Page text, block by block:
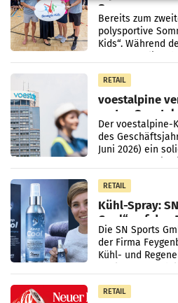
Bereits zum
polysportive
Kids“. Während
RETAIL
voestalpine
erstes
Der voestalpine-
des
Juni 2026) ein
RETAIL
Kühl-Spray:
Cool“ auf den
Die SN Sports
der Firma
Kühl- und
RETAIL